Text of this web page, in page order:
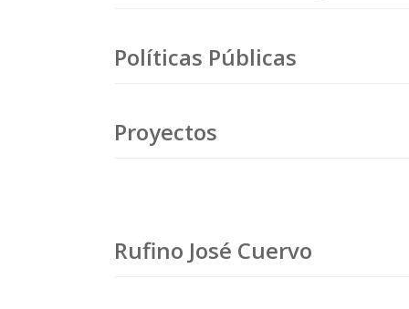
Políticas Públicas
Proyectos
Rufino José Cuervo